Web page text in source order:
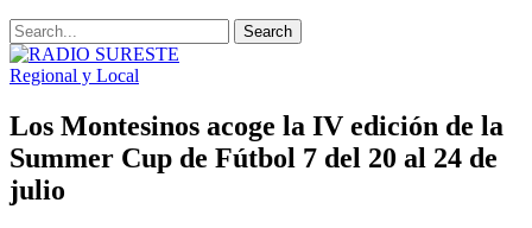
Regional y Local
Los Montesinos acoge la IV edición de la
Summer Cup de Fútbol 7 del 20 al 24 de
julio